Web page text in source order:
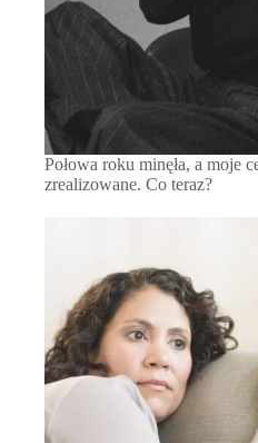
Połowa roku minęła, a moje
zrealizowane. Co teraz?